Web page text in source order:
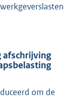
afschrijving
om de